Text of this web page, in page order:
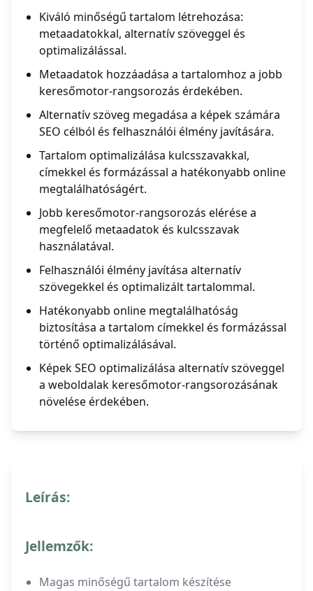
Kiváló minőségű tartalom létrehozása:
metaadatokkal, alternatív szöveggel és
optimalizálással.
Metaadatok hozzáadása a tartalomhoz a jobb
keresőmotor-rangsorozás érdekében.
Alternatív szöveg megadása a képek számára
SEO célból és felhasználói élmény javítására.
Tartalom optimalizálása kulcsszavakkal,
címekkel és formázással a hatékonyabb online
megtalálhatóságért.
Jobb keresőmotor-rangsorozás elérése a
megfelelő metaadatok és kulcsszavak
használatával.
Felhasználói élmény javítása alternatív
szövegekkel és optimalizált tartalommal.
Hatékonyabb online megtalálhatóság
biztosítása a tartalom címekkel és formázással
történő optimalizálásával.
Képek SEO optimalizálása alternatív szöveggel
a weboldalak keresőmotor-rangsorozásának
növelése érdekében.
Leírás:
Jellemzők:
Magas minőségű tartalom készítése